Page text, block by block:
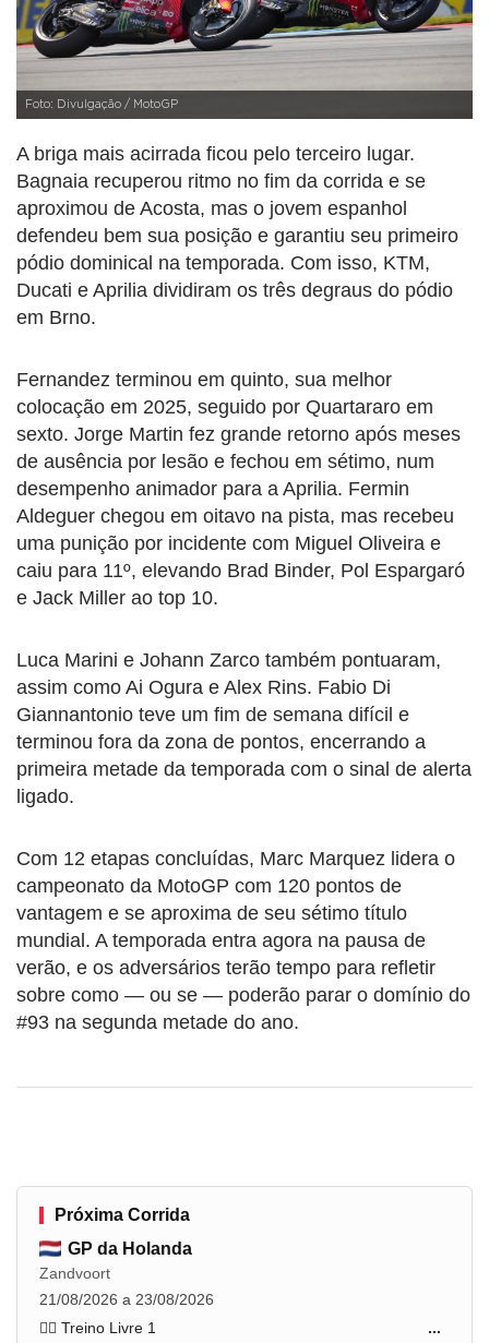
Foto: Divulgação / MotoGP
A briga mais acirrada ficou pelo terceiro lugar.
Bagnaia recuperou ritmo no fim da corrida e se
aproximou de Acosta, mas o jovem espanhol
defendeu bem sua posição e garantiu seu primeiro
pódio dominical na temporada. Com isso, KTM,
Ducati e Aprilia dividiram os três degraus do pódio
em Brno.
Fernandez terminou em quinto, sua melhor
colocação em 2025, seguido por Quartararo em
sexto. Jorge Martin fez grande retorno após meses
de ausência por lesão e fechou em sétimo, num
desempenho animador para a Aprilia. Fermin
Aldeguer chegou em oitavo na pista, mas recebeu
uma punição por incidente com Miguel Oliveira e
caiu para 11º, elevando Brad Binder, Pol Espargaró
e Jack Miller ao top 10.
Luca Marini e Johann Zarco também pontuaram,
assim como Ai Ogura e Alex Rins. Fabio Di
Giannantonio teve um fim de semana difícil e
terminou fora da zona de pontos, encerrando a
primeira metade da temporada com o sinal de alerta
ligado.
Com 12 etapas concluídas, Marc Marquez lidera o
campeonato da MotoGP com 120 pontos de
vantagem e se aproxima de seu sétimo título
mundial. A temporada entra agora na pausa de
verão, e os adversários terão tempo para refletir
sobre como — ou se — poderão parar o domínio do
#93 na segunda metade do ano.
Próxima Corrida
GP da Holanda
Zandvoort
21/08/2026 a 23/08/2026
🏋️‍♂️ Treino Livre 1
...